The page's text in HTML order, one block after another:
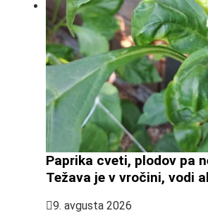
Paprika cveti, plodov pa
Težava je v vročini, vodi
9. avgusta 2026